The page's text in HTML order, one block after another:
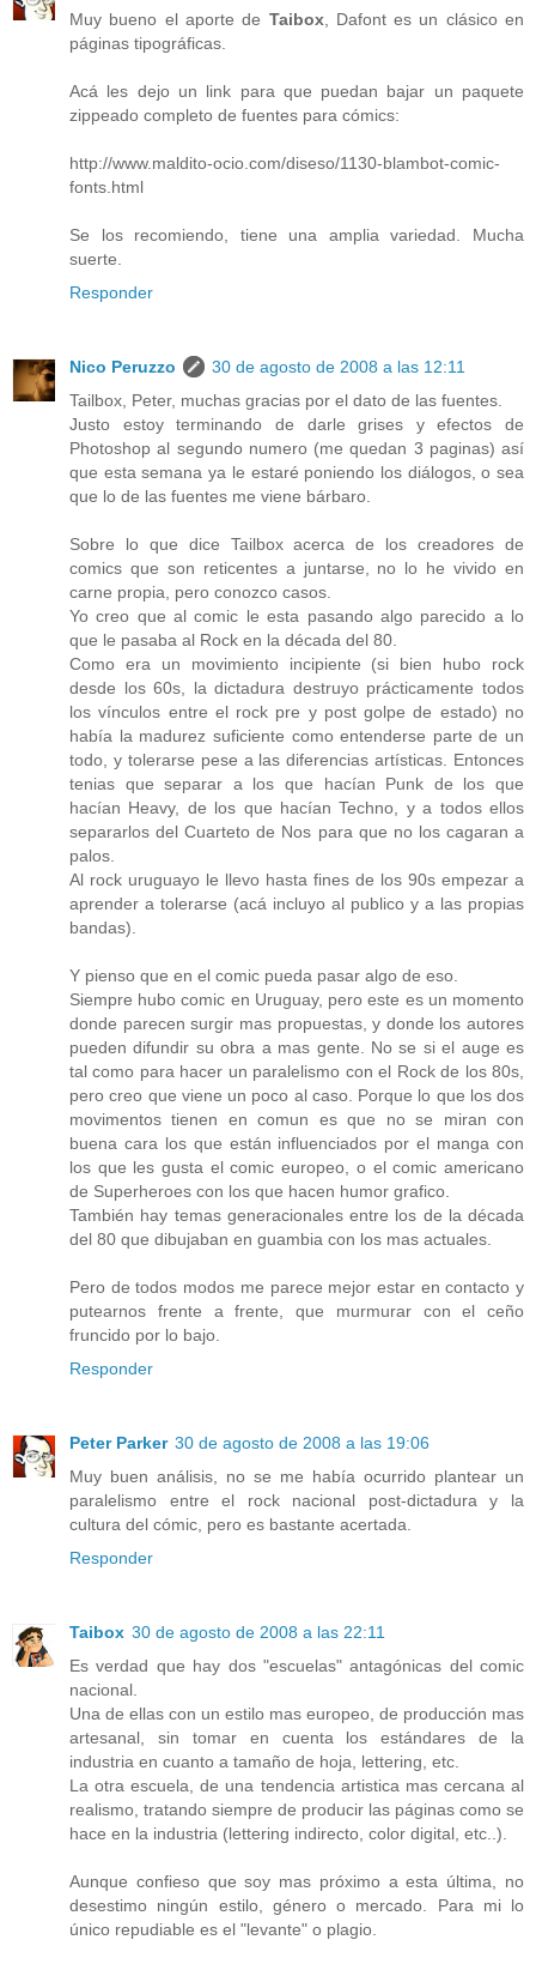
Muy bueno el aporte de Taibox, Dafont es un clásico en
páginas tipográficas.
Acá les dejo un link para que puedan bajar un paquete
zippeado completo de fuentes para cómics:
http://www.maldito-ocio.com/diseso/1130-blambot-comic-
fonts.html
Se los recomiendo, tiene una amplia variedad. Mucha
suerte.
Responder
Nico Peruzzo
30 de agosto de 2008 a las 12:11
Tailbox, Peter, muchas gracias por el dato de las fuentes.
Justo estoy terminando de darle grises y efectos de
Photoshop al segundo numero (me quedan 3 paginas) así
que esta semana ya le estaré poniendo los diálogos, o sea
que lo de las fuentes me viene bárbaro.
Sobre lo que dice Tailbox acerca de los creadores de
comics que son reticentes a juntarse, no lo he vivido en
carne propia, pero conozco casos.
Yo creo que al comic le esta pasando algo parecido a lo
que le pasaba al Rock en la década del 80.
Como era un movimiento incipiente (si bien hubo rock
desde los 60s, la dictadura destruyo prácticamente todos
los vínculos entre el rock pre y post golpe de estado) no
había la madurez suficiente como entenderse parte de un
todo, y tolerarse pese a las diferencias artísticas. Entonces
tenias que separar a los que hacían Punk de los que
hacían Heavy, de los que hacían Techno, y a todos ellos
separarlos del Cuarteto de Nos para que no los cagaran a
palos.
Al rock uruguayo le llevo hasta fines de los 90s empezar a
aprender a tolerarse (acá incluyo al publico y a las propias
bandas).
Y pienso que en el comic pueda pasar algo de eso.
Siempre hubo comic en Uruguay, pero este es un momento
donde parecen surgir mas propuestas, y donde los autores
pueden difundir su obra a mas gente. No se si el auge es
tal como para hacer un paralelismo con el Rock de los 80s,
pero creo que viene un poco al caso. Porque lo que los dos
movimentos tienen en comun es que no se miran con
buena cara los que están influenciados por el manga con
los que les gusta el comic europeo, o el comic americano
de Superheroes con los que hacen humor grafico.
También hay temas generacionales entre los de la década
del 80 que dibujaban en guambia con los mas actuales.
Pero de todos modos me parece mejor estar en contacto y
putearnos frente a frente, que murmurar con el ceño
fruncido por lo bajo.
Responder
Peter Parker 30 de agosto de 2008 a las 19:06
Muy buen análisis, no se me había ocurrido plantear un
paralelismo entre el rock nacional post-dictadura y la
cultura del cómic, pero es bastante acertada.
Responder
Taibox 30 de agosto de 2008 a las 22:11
Es verdad que hay dos "escuelas" antagónicas del comic
nacional.
Una de ellas con un estilo mas europeo, de producción mas
artesanal, sin tomar en cuenta los estándares de la
industria en cuanto a tamaño de hoja, lettering, etc.
La otra escuela, de una tendencia artistica mas cercana al
realismo, tratando siempre de producir las páginas como se
hace en la industria (lettering indirecto, color digital, etc..).
Aunque confieso que soy mas próximo a esta última, no
desestimo ningún estilo, género o mercado. Para mi lo
único repudiable es el "levante" o plagio.